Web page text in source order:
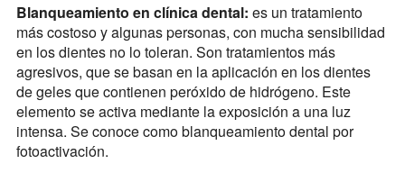
Blanqueamiento en clínica dental: es un tratamiento
más costoso y algunas personas, con mucha sensibilidad
en los dientes no lo toleran. Son tratamientos más
agresivos, que se basan en la aplicación en los dientes
de geles que contienen peróxido de hidrógeno. Este
elemento se activa mediante la exposición a una luz
intensa. Se conoce como blanqueamiento dental por
fotoactivación.